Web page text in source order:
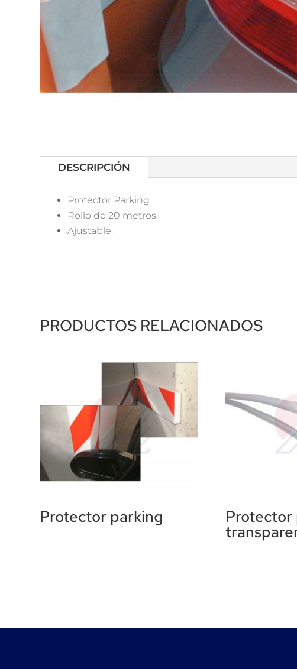
DESCRIPCIÓN
Protector Parking
Rollo de 20 metros.
Ajustable.
PRODUCTOS RELACIONADOS
Protector parking Protector